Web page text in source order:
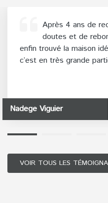
Après 4 ans de
doutes et de
enfin trouvé la maison
c’est en très grande
Nadege Viguier
VOIR TOUS LES